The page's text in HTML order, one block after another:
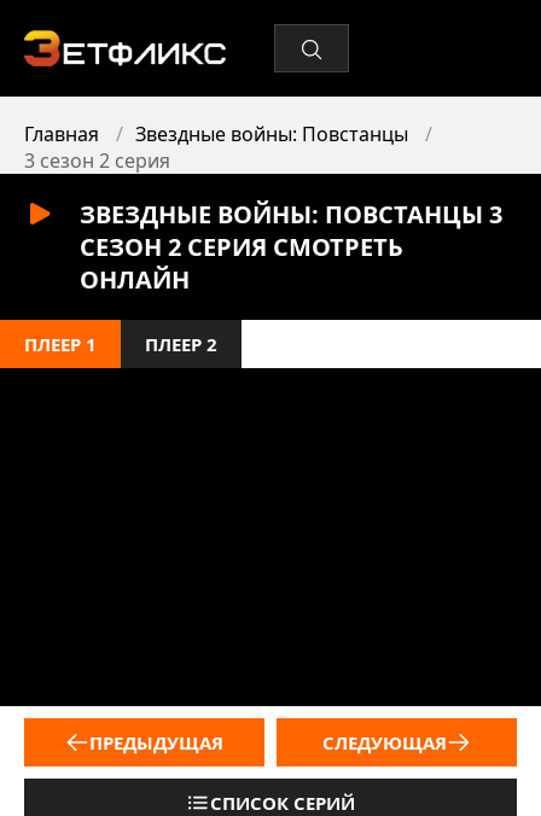
Главная
Звездные войны: Повстанцы
3 сезон 2 серия
ЗВЕЗДНЫЕ ВОЙНЫ: ПОВСТАНЦЫ 3
СЕЗОН 2 СЕРИЯ СМОТРЕТЬ
ОНЛАЙН
ПЛЕЕР 1 ПЛЕЕР 2
ПРЕДЫДУЩАЯ
СПИСОК СЕРИЙ
СЛЕДУЮЩАЯ